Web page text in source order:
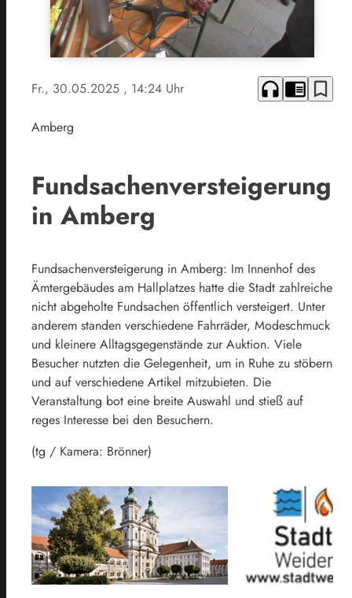
Fr., 30.05.2025 , 14:24 Uhr headphones chrome_reader_mode bookmark_border
Amberg
Fundsachenversteigerung
in Amberg
Fundsachenversteigerung in Amberg: Im Innenhof des
Ämtergebäudes am Hallplatzes hatte die Stadt zahlreiche
nicht abgeholte Fundsachen öffentlich versteigert. Unter
anderem standen verschiedene Fahrräder, Modeschmuck
und kleinere Alltagsgegenstände zur Auktion. Viele
Besucher nutzten die Gelegenheit, um in Ruhe zu stöbern
und auf verschiedene Artikel mitzubieten. Die
Veranstaltung bot eine breite Auswahl und stieß auf
reges Interesse bei den Besuchern.
(tg / Kamera: Brönner)